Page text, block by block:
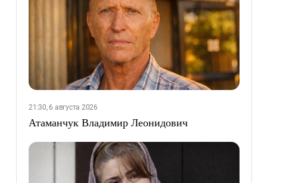
21:30, 6 августа 2026
Атаманчук Владимир Леонидович